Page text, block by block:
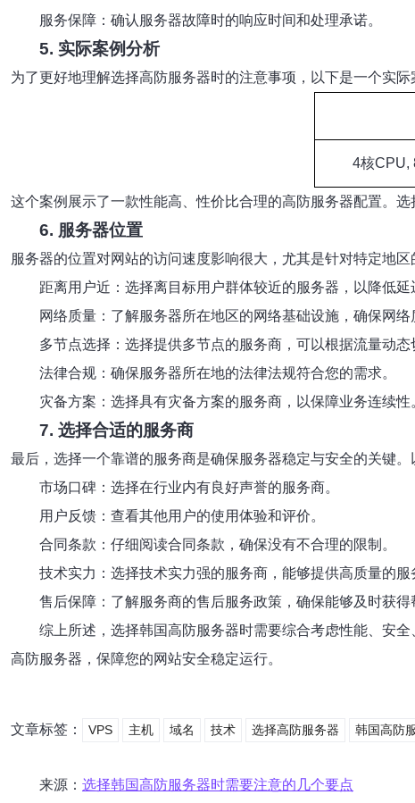
服务保障：确认服务器故障时的响应时间和处理承诺。
5. 实际案例分析
为了更好地理解选择高防服务器时的注意事项，以下是一个实际
4核CPU,
这个案例展示了一款性能高、性价比合理的高防服务器配置。
6. 服务器位置
服务器的位置对网站的访问速度影响很大，尤其是针对特定地
距离用户近：选择离目标用户群体较近的服务器，以降低延
网络质量：了解服务器所在地区的网络基础设施，确保网络
多节点选择：选择提供多节点的服务商，可以根据流量动态
法律合规：确保服务器所在地的法律法规符合您的需求。
灾备方案：选择具有灾备方案的服务商，以保障业务连续性
7. 选择合适的服务商
最后，选择一个靠谱的服务商是确保服务器稳定与安全的关键。
市场口碑：选择在行业内有良好声誉的服务商。
用户反馈：查看其他用户的使用体验和评价。
合同条款：仔细阅读合同条款，确保没有不合理的限制。
技术实力：选择技术实力强的服务商，能够提供高质量的服
售后保障：了解服务商的售后服务政策，确保能够及时获得
综上所述，选择韩国高防服务器时需要综合考虑性能、安
高防服务器，保障您的网站安全稳定运行。
文章标签： VPS 主机 域名 技术 选择高防服务器 韩国高防
来源： 选择韩国高防服务器时需要注意的几个要点